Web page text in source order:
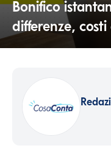
Bonifico
differenze,